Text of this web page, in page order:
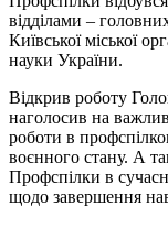
відділами –
Київської міської
науки України.
Відкрив роботу
наголосив на
роботи в
воєнного стану. А
Профспілки в
щодо завершення